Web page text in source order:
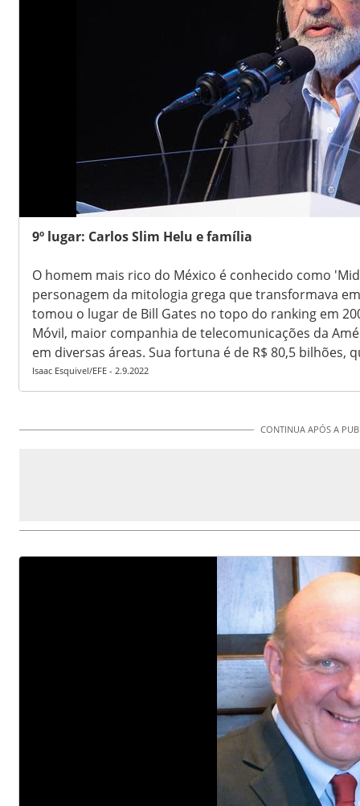
9º lugar: Carlos Slim Helu e família
O homem mais rico do México é conhecido como
personagem da mitologia grega que transformava
tomou o lugar de Bill Gates no topo do ranking em
Móvil, maior companhia de telecomunicações da
em diversas áreas. Sua fortuna é de R$ 80,5 bilhões,
Isaac Esquivel/EFE - 2.9.2022
CONTINUA APÓS A